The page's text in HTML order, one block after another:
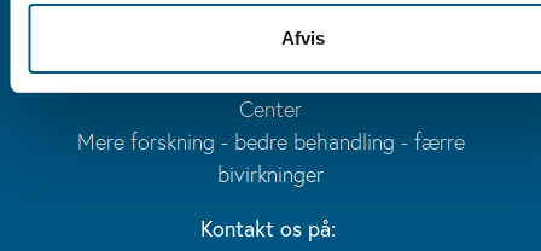
Afvis
Nationalt forskningscenter for stråleterapi
Støttet af Kræftens Bekæmpelse
En del af Danish Comprehensive Cancer
Center
Mere forskning - bedre behandling - færre
bivirkninger
Kontakt os på: